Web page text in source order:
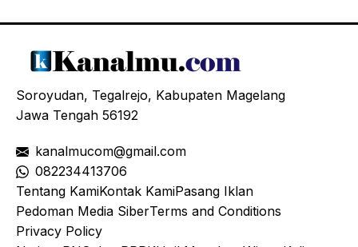
Soroyudan, Tegalrejo, Kabupaten Magelang
Jawa Tengah 56192
kanalmucom@gmail.com
082234413706
Tentang KamiKontak KamiPasang Iklan
Pedoman Media SiberTerms and Conditions
Privacy Policy